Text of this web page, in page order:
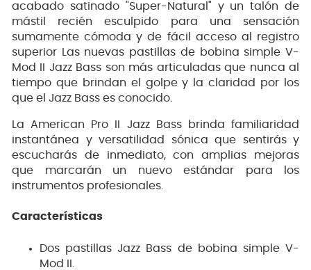
acabado satinado "Super-Natural" y un talón de
mástil recién esculpido para una sensación
sumamente cómoda y de fácil acceso al registro
superior Las nuevas pastillas de bobina simple V-
Mod II Jazz Bass son más articuladas que nunca al
tiempo que brindan el golpe y la claridad por los
que el Jazz Bass es conocido.
La American Pro II Jazz Bass brinda familiaridad
instantánea y versatilidad sónica que sentirás y
escucharás de inmediato, con amplias mejoras
que marcarán un nuevo estándar para los
instrumentos profesionales.
Características
Dos pastillas Jazz Bass de bobina simple V-
Mod II.